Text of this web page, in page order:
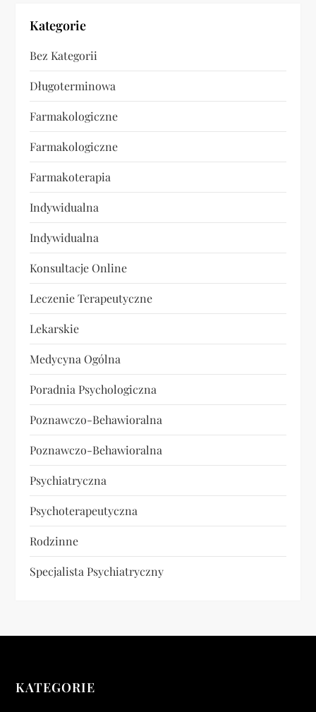
Kategorie
Bez Kategorii
Długoterminowa
Farmakologiczne
Farmakologiczne
Farmakoterapia
Indywidualna
Indywidualna
Konsultacje Online
Leczenie Terapeutyczne
Lekarskie
Medycyna Ogólna
Poradnia Psychologiczna
Poznawczo-Behawioralna
Poznawczo-Behawioralna
Psychiatryczna
Psychoterapeutyczna
Rodzinne
Specjalista Psychiatryczny
KATEGORIE